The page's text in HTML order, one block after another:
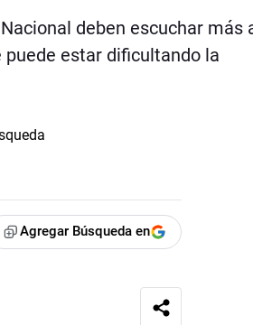
deben escuchar más
puede estar dificultando la
Agregar Búsqueda en